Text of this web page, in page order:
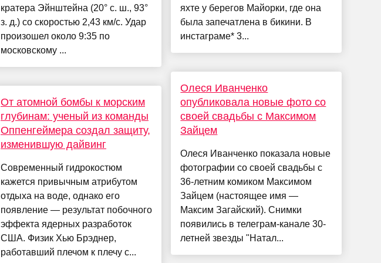
кратера Эйнштейна (20° с. ш., 93°
з. д.) со скоростью 2,43 км/с. Удар
произошел около 9:35 по
московскому ...
От атомной бомбы к морским
глубинам: ученый из команды
Оппенгеймера создал защиту,
изменившую дайвинг
Современный гидрокостюм
кажется привычным атрибутом
отдыха на воде, однако его
появление — результат побочного
эффекта ядерных разработок
США. Физик Хью Брэднер,
работавший плечом к плечу с...
яхте у берегов Майорки, где она
была запечатлена в бикини. В
инстаграме* 3...
Олеся Иванченко
опубликовала новые фото со
своей свадьбы с Максимом
Зайцем
Олеся Иванченко показала новые
фотографии со своей свадьбы с
36-летним комиком Максимом
Зайцем (настоящее имя —
Максим Загайский). Снимки
появились в телеграм-канале 30-
летней звезды "Натал...